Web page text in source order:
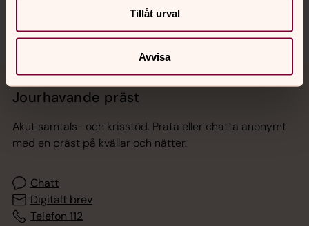
Tillåt urval
Avvisa
Jourhavande präst
Akut samtals- och krisstöd. Prata eller chatta anonymt
med en präst på kvällar och nätter.
Chatt
Digitalt brev
Telefon 112